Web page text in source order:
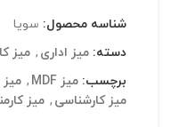
شناسه محصول: سویا
دسته: میز اداری , میز
برچسب: میز MDF , میز
میز کارشناسی , میز